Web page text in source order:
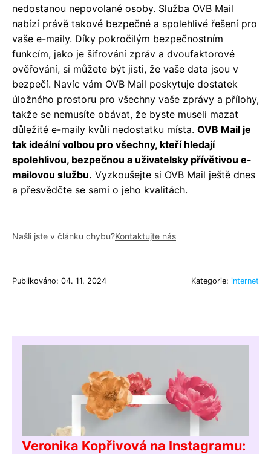
nedostanou nepovolané osoby. Služba OVB Mail
nabízí právě takové bezpečné a spolehlivé řešení pro
vaše e-maily. Díky pokročilým bezpečnostním
funkcím, jako je šifrování zpráv a dvoufaktorové
ověřování, si můžete být jisti, že vaše data jsou v
bezpečí. Navíc vám OVB Mail poskytuje dostatek
úložného prostoru pro všechny vaše zprávy a přílohy,
takže se nemusíte obávat, že byste museli mazat
důležité e-maily kvůli nedostatku místa. OVB Mail je
tak ideální volbou pro všechny, kteří hledají
spolehlivou, bezpečnou a uživatelsky přívětivou e-
mailovou službu. Vyzkoušejte si OVB Mail ještě dnes
a přesvědčte se sami o jeho kvalitách.
Našli jste v článku chybu?Kontaktujte nás
Publikováno: 04. 11. 2024 Kategorie: internet
Veronika Kopřivová na Instagramu: